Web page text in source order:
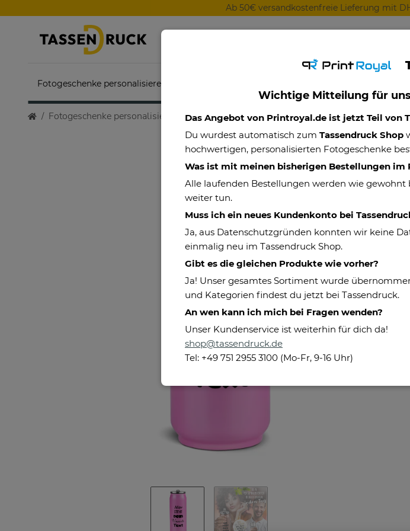
Ab 50€ versandkostenfreie Lieferung mit
Fotogeschenke personalisieren
Fotogeschenke personalisieren Edelstahl Cola-Dose mit Trinkhalm und Wunschtext
Wichtige Mitteilung für
Das Angebot von Printroyal.de ist jetzt Teil von
Du wurdest automatisch zum Tassendruck Shop
hochwertigen, personalisierten Fotogeschenke
Was ist mit meinen bisherigen Bestellungen im
Alle laufenden Bestellungen werden wie
weiter tun.
Muss ich ein neues Kundenkonto bei
Ja, aus Datenschutzgründen konnten wir keine
einmalig neu im Tassendruck Shop.
Gibt es die gleichen Produkte wie vorher?
Ja! Unser gesamtes Sortiment wurde
und Kategorien findest du jetzt bei Tassendruck.
An wen kann ich mich bei Fragen wenden?
Unser Kundenservice ist weiterhin für dich da!
shop@tassendruck.de
Tel: +49 751 2955 3100 (Mo-Fr, 9-16 Uhr)